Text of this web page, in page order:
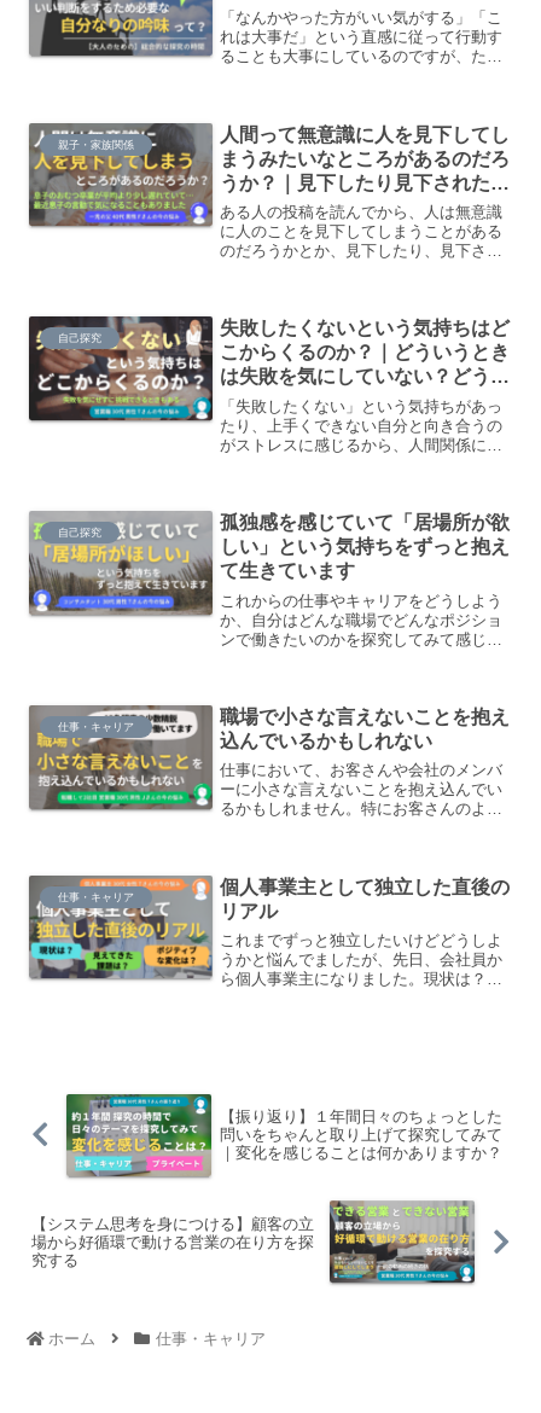
「なんかやった方がいい気がする」「こ
れは大事だ」という直感に従って行動す
ることも大事にしているのですが、ただ
中が整理できていない感じがあります。
親子・家族関係
人間って無意識に人を見下してし
まうみたいなところがあるのだろ
うか？｜見下したり見下されたく
ないと1人でいろいろ考えていた
ら混乱してきました
ある人の投稿を読んでから、人は無意識
に人のことを見下してしまうことがある
のだろうかとか、見下したり、見下され
ます。
自己探究
失敗したくないという気持ちはど
こからくるのか？｜どういうとき
は失敗を気にしていない？どうい
うときは失敗を気にして失敗する
ようなことを避ける？
「失敗したくない」という気持ちがあっ
たり、上手くできない自分と向き合うの
がストレスに感じるから、人間関係に対
けでもない気がして…どういうときは失
敗を気にしていないのか、どういうとき
は失敗を気にして失敗するようなことを
避けるのか、このあたりをもっと探究し
てみたいです。
自己探究
孤独感を感じていて「居場所が欲
しい」という気持ちをずっと抱え
て生きています
これからの仕事やキャリアをどうしよう
か、自分はどんな職場でどんなポジショ
ンで働きたいのかを探究してみて感じた
した。
仕事・キャリア
職場で小さな言えないことを抱え
込んでいるかもしれない
仕事において、お客さんや会社のメンバ
ーに小さな言えないことを抱え込んでい
るかもしれません。特にお客さんのよう
化していくのか、探究したいです。
仕事・キャリア
個人事業主として独立した直後の
リアル
これまでずっと独立したいけどどうしよ
うかと悩んでましたが、先日、会社員か
ら個人事業主になりました。現状は？ポ
【振り返り】１年間日々のちょっとした
問いをちゃんと取り上げて探究してみて
｜変化を感じることは何かありますか？
【システム思考を身につける】顧客の立
場から好循環で動ける営業の在り方を探
究する
ホーム 仕事・キャリア